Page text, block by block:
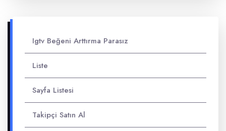
Igtv Beğeni Arttırma Parasız
Liste
Sayfa Listesi
Takipçi Satın Al